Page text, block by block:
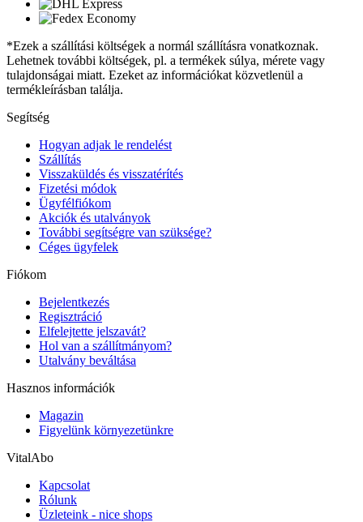
*Ezek a szállítási költségek a normál szállításra vonatkoznak.
Lehetnek további költségek, pl. a termékek súlya, mérete vagy
tulajdonságai miatt. Ezeket az információkat közvetlenül a
termékleírásban találja.
Segítség
Hogyan adjak le rendelést
Szállítás
Visszaküldés és visszatérítés
Fizetési módok
Ügyfélfiókom
Akciók és utalványok
További segítségre van szüksége?
Céges ügyfelek
Fiókom
Bejelentkezés
Regisztráció
Elfelejtette jelszavát?
Hol van a szállítmányom?
Utalvány beváltása
Hasznos információk
Magazin
Figyelünk környezetünkre
VitalAbo
Kapcsolat
Rólunk
Üzleteink - nice shops